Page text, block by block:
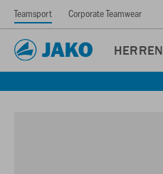
Teamsport Corporate Teamwear
HERREN